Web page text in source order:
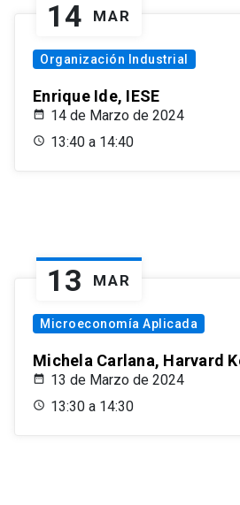
14 MAR
Organización Industrial
Enrique Ide, IESE
14 de Marzo de 2024
13:40 a 14:40
13 MAR
Microeconomía Aplicada
Michela Carlana, Harvard
13 de Marzo de 2024
13:30 a 14:30